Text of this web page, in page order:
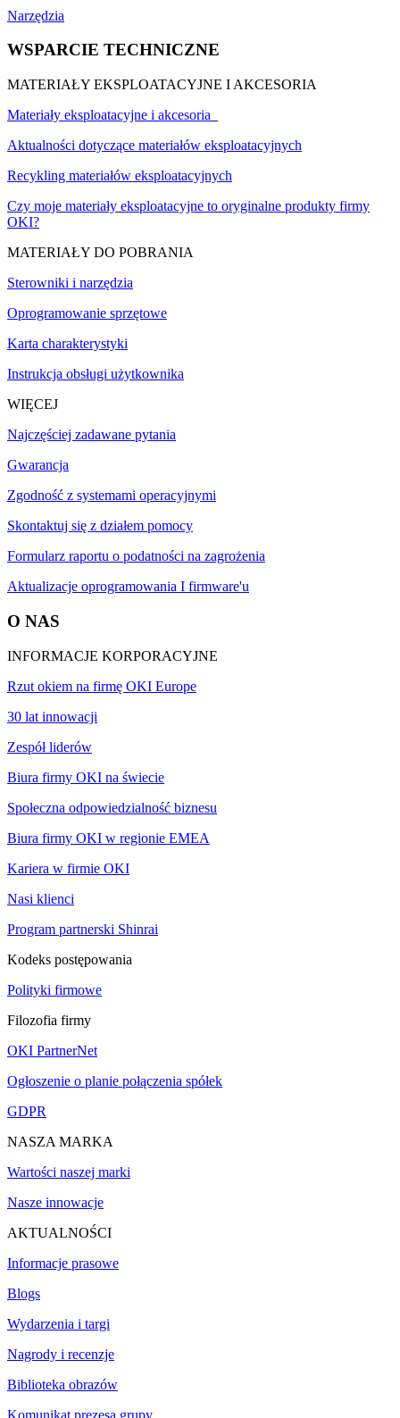
Narzędzia
WSPARCIE TECHNICZNE
MATERIAŁY EKSPLOATACYJNE I AKCESORIA
Materiały eksploatacyjne i akcesoria
Aktualności dotyczące materiałów eksploatacyjnych
Recykling materiałów eksploatacyjnych
Czy moje materiały eksploatacyjne to oryginalne produkty firmy
OKI?
MATERIAŁY DO POBRANIA
Sterowniki i narzędzia
Oprogramowanie sprzętowe
Karta charakterystyki
Instrukcja obsługi użytkownika
WIĘCEJ
Najczęściej zadawane pytania
Gwarancja
Zgodność z systemami operacyjnymi
Skontaktuj się z działem pomocy
Formularz raportu o podatności na zagrożenia
Aktualizacje oprogramowania I firmware'u
O NAS
INFORMACJE KORPORACYJNE
Rzut okiem na firmę OKI Europe
30 lat innowacji
Zespół liderów
Biura firmy OKI na świecie
Społeczna odpowiedzialność biznesu
Biura firmy OKI w regionie EMEA
Kariera w firmie OKI
Nasi klienci
Program partnerski Shinrai
Kodeks postępowania
Polityki firmowe
Filozofia firmy
OKI PartnerNet
Ogłoszenie o planie połączenia spółek
GDPR
NASZA MARKA
Wartości naszej marki
Nasze innowacje
AKTUALNOŚCI
Informacje prasowe
Blogs
Wydarzenia i targi
Nagrody i recenzje
Biblioteka obrazów
Komunikat prezesa grupy